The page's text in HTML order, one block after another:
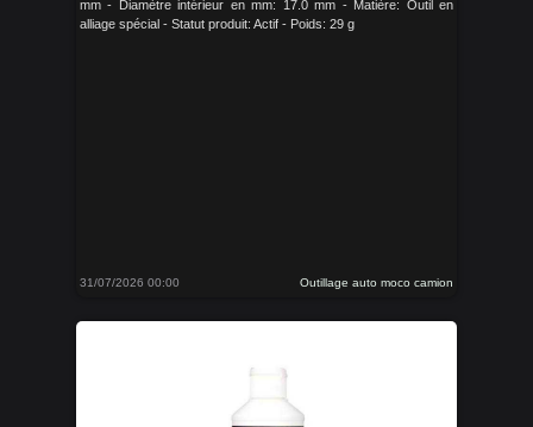
mm - Diamètre intérieur en mm: 17.0 mm - Matière: Outil en
alliage spécial - Statut produit: Actif - Poids: 29 g
31/07/2026 00:00 Outillage auto moco camion